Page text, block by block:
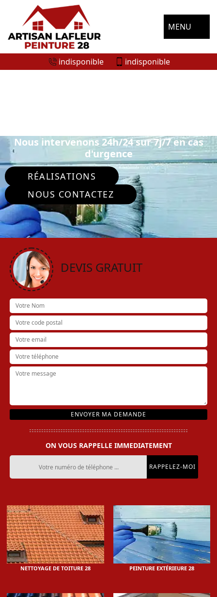
MENU
indisponible indisponible
Nous intervenons 24h/24 sur 7j/7 en cas
d'urgence
RÉALISATIONS
NOUS CONTACTEZ
DEVIS GRATUIT
ON VOUS RAPPELLE IMMEDIATEMENT
NETTOYAGE DE TOITURE 28 PEINTURE EXTÉRIEURE 28